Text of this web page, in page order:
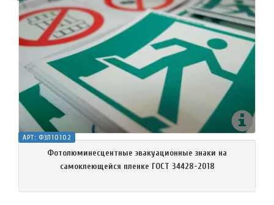
АРТ: ФЗЛ10102
Фотолюминесцентные эвакуационные знаки на
самоклеющейся пленке ГОСТ 34428-2018